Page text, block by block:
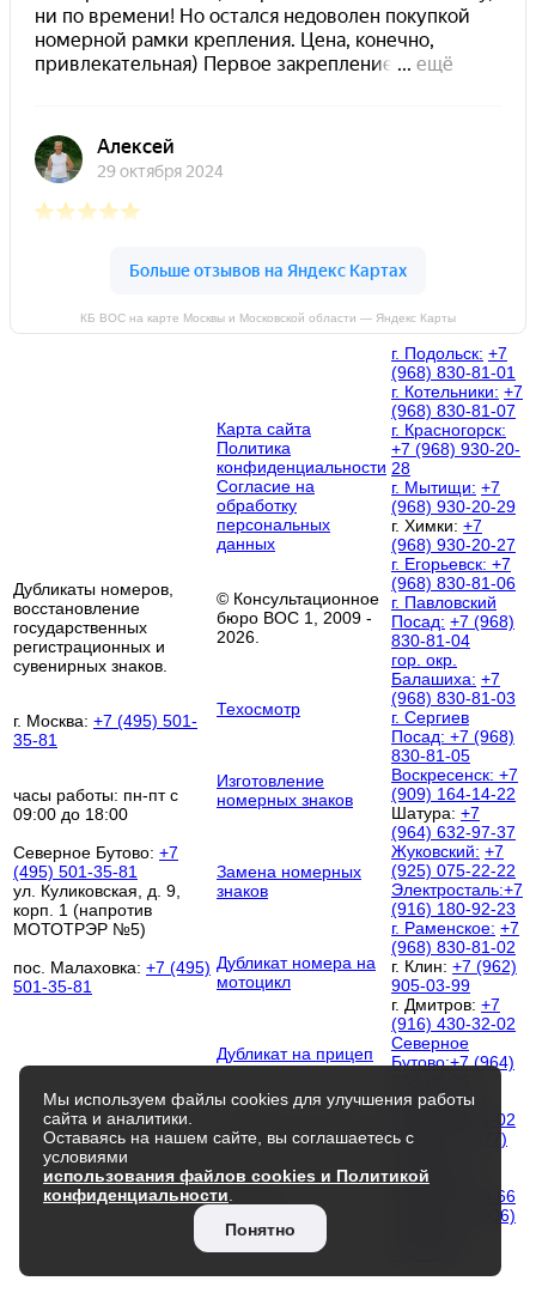
КБ ВОС на карте Москвы и Московской области — Яндекс Карты
Дубликаты номеров,
восстановление
государственных
регистрационных и
сувенирных знаков.
г. Москва: +7 (495) 501-
35-81
часы работы: пн-пт с
09:00 до 18:00
Северное Бутово: +7
(495) 501-35-81
ул. Куликовская, д. 9,
корп. 1 (напротив
МОТОТРЭР №5)
пос. Малаховка: +7 (495)
501-35-81
Карта сайта
Политика
конфиденциальности
Согласие на
обработку
персональных
данных
© Консультационное
бюро ВОС 1, 2009 -
2026.
Техосмотр
Изготовление
номерных знаков
Замена номерных
знаков
Дубликат номера на
мотоцикл
Дубликат на прицеп
Контакты
г. Подольск: +7
(968) 830-81-01
г. Котельники: +7
(968) 830-81-07
г. Красногорск:
+7 (968) 930-20-
28
г. Мытищи: +7
(968) 930-20-29
г. Химки: +7
(968) 930-20-27
г. Егорьевск: +7
(968) 830-81-06
г. Павловский
Посад: +7 (968)
830-81-04
гор. окр.
Балашиха: +7
(968) 830-81-03
г. Сергиев
Посад: +7 (968)
830-81-05
Воскресенск: +7
(909) 164-14-22
Шатура: +7
(964) 632-97-37
Жуковский: +7
(925) 075-22-22
Электросталь:+7
(916) 180-92-23
г. Раменское: +7
(968) 830-81-02
г. Клин: +7 (962)
905-03-99
г. Дмитров: +7
(916) 430-32-02
Северное
Бутово:+7 (964)
Люберцы:+7
(968) 830-81-02
Чехов:
+7 (977)
Королёв:
(964) 512-00-66
+7 (906)
Мы используем файлы cookies для улучшения работы
сайта и аналитики.
Оставаясь на нашем сайте, вы соглашаетесь с
условиями
использования файлов cookies и Политикой
конфиденциальности
Понятно